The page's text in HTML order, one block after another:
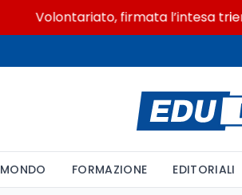
Volontariato, firmata l’intesa
MONDO FORMAZIONE EDITORIALI